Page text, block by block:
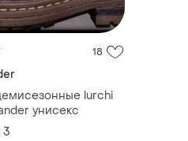
18
lurchi
унисекс
3